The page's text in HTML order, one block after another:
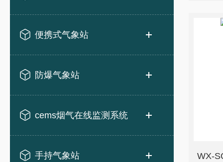
便携式气象站
防爆气象站
cems烟气在线监测系统
手持气象站 WX-